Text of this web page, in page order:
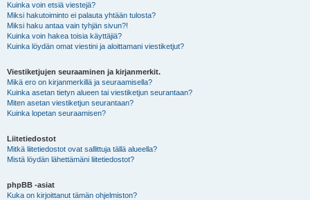
Kuinka voin etsiä viestejä?
Miksi hakutoiminto ei palauta yhtään tulosta?
Miksi haku antaa vain tyhjän sivun?!
Kuinka voin hakea toisia käyttäjiä?
Kuinka löydän omat viestini ja aloittamani viestiketjut?
Viestiketjujen seuraaminen ja kirjanmerkit.
Mikä ero on kirjanmerkillä ja seuraamisella?
Kuinka asetan tietyn alueen tai viestiketjun seurantaan?
Miten asetan viestiketjun seurantaan?
Kuinka lopetan seuraamisen?
Liitetiedostot
Mitkä liitetiedostot ovat sallittuja tällä alueella?
Mistä löydän lähettämäni liitetiedostot?
phpBB -asiat
Kuka on kirjoittanut tämän ohjelmiston?